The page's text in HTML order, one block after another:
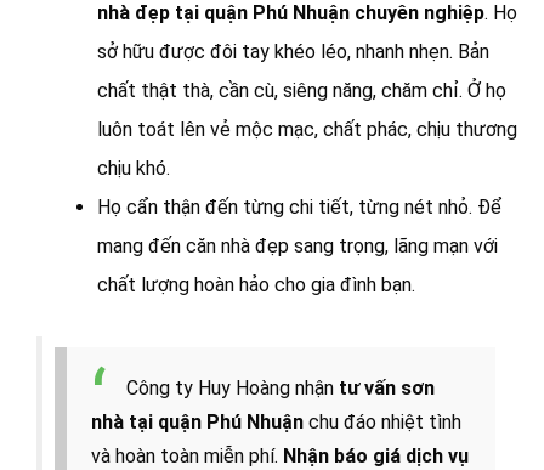
nhà đẹp tại quận Phú Nhuận chuyên nghiệp. Họ
sở hữu được đôi tay khéo léo, nhanh nhẹn. Bản
chất thật thà, cần cù, siêng năng, chăm chỉ. Ở họ
luôn toát lên vẻ mộc mạc, chất phác, chịu thương
chịu khó.
Họ cẩn thận đến từng chi tiết, từng nét nhỏ. Để
mang đến căn nhà đẹp sang trọng, lãng mạn với
chất lượng hoàn hảo cho gia đình bạn.
Công ty Huy Hoàng nhận tư vấn sơn
nhà tại quận Phú Nhuận chu đáo nhiệt tình
và hoàn toàn miễn phí. Nhận báo giá dịch vụ